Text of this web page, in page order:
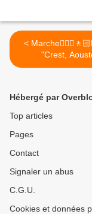
< Marche🚶🏼‍♂️🚶🏻Boucle
"Crest,
Hébergé par
Top articles
Pages
Contact
Signaler un abus
C.G.U.
Cookies et données